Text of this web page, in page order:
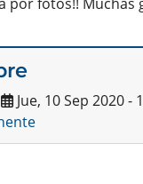
Jue, 10 Sep 2020 -